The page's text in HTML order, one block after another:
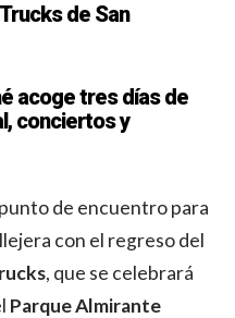
de San
acoge tres días de
conciertos y
de encuentro para
con el regreso del
, que se celebrará
Parque Almirante